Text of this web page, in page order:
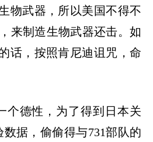
物武器，所以美国不得不
，来制造生物武器还击。如
话，按照肯尼迪诅咒，命
个德性，为了得到日本关
数据，偷偷得与731部队的